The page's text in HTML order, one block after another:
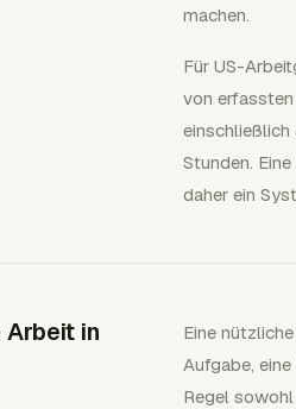
machen.
Für US-
von
Stunden.
daher ein
Arbeit in
Eine
Aufgabe,
Regel